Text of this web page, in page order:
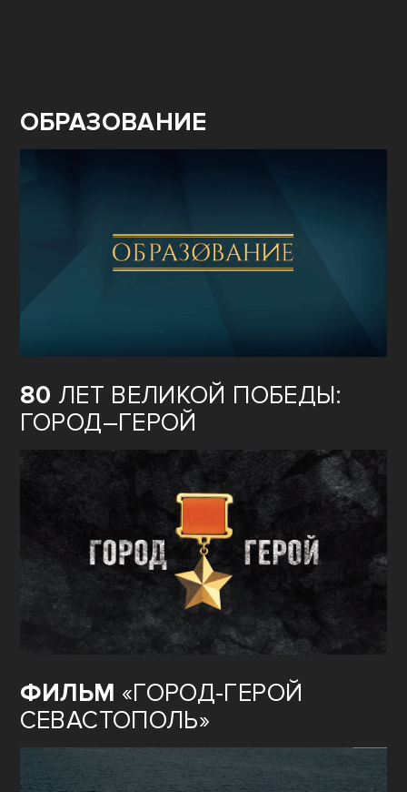
ОБРАЗОВАНИЕ
80 ЛЕТ ВЕЛИКОЙ ПОБЕДЫ:
ГОРОД–ГЕРОЙ
ФИЛЬМ «ГОРОД-ГЕРОЙ
СЕВАСТОПОЛЬ»